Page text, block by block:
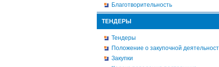
Благотворительность
ТЕНДЕРЫ
Тендеры
Положение о закупочной
Закупки